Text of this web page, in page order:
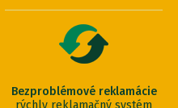
Bezproblémové reklamácie
rýchly reklamačný systém